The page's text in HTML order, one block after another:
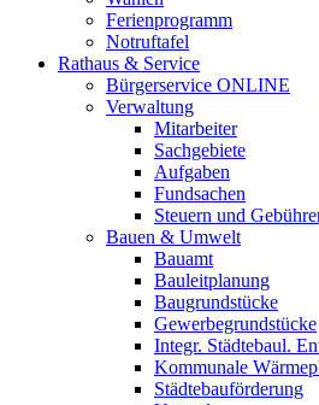
Ferienprogramm
Notruftafel
Rathaus & Service
Bürgerservice ONLINE
Verwaltung
Mitarbeiter
Sachgebiete
Aufgaben
Fundsachen
Steuern und
Bauen & Umwelt
Bauamt
Bauleitplanung
Baugrundstücke
Gewerbegrundstücke
Integr. Städtebaul.
Kommunale
Städtebauförderung